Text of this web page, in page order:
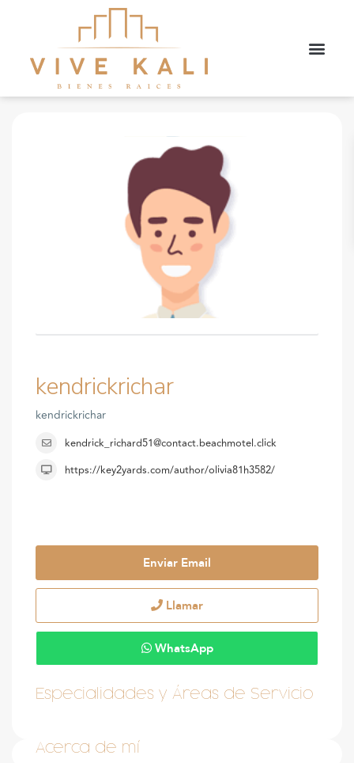
kendrickrichar
kendrickrichar
kendrick_richard51@contact.beachmotel.click
https://key2yards.com/author/olivia81h3582/
Enviar Email
Llamar
WhatsApp
Especialidades y Áreas de Servicio
Acerca de mí